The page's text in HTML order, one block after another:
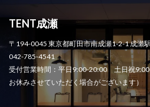
TENT成瀬
〒194-0045 東京都町田市南成瀬1-2-1 成瀬
042-785-4541
受付営業時間：平日9:00-20:00 土日祝
お休みさせていただく場合がございます）